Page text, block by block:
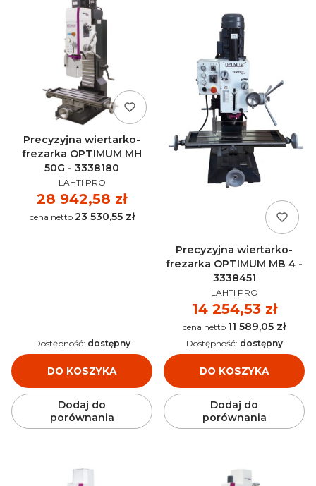
Precyzyjna wiertarko-
frezarka OPTIMUM MH
50G - 3338180
PRODUCENT
LAHTI PRO
Cena
28 942,58 zł
Cena 23 530,55 zł
DO KOSZYKA
Dostępność: dostępny
Dodaj do
porównania
Precyzyjna wiertarko-
frezarka OPTIMUM MB 4 -
3338451
PRODUCENT
LAHTI PRO
Cena
14 254,53 zł
Cena 11 589,05 zł
DO KOSZYKA
Dostępność: dostępny
Dodaj do
porównania